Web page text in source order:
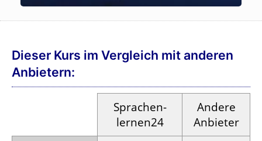
Dieser Kurs im Vergleich mit anderen
Anbietern:
Sprachen­
lernen24
Andere
Anbieter